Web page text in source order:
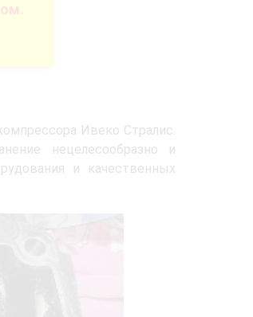
Ивеко Стралис.
нецелесообразно и
и качественных